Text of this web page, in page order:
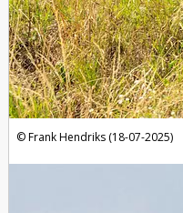
Frank Hendriks (18-07-2025)